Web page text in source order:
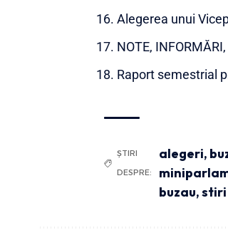
Alegerea unui
NOTE,
Raport semestrial
ȘTIRI
DESPRE:
alegeri,
buzau,stiri